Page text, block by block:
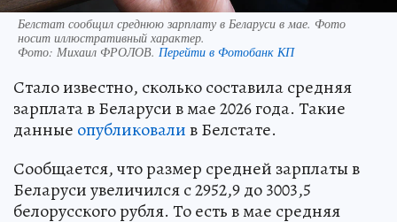
Белстат сообщил среднюю зарплату в Беларуси в мае. Фото
носит иллюстративный характер.
Фото: Михаил ФРОЛОВ. Перейти в Фотобанк КП
Стало известно, сколько составила средняя
зарплата в Беларуси в мае 2026 года. Такие
данные опубликовалив Белстате.
Сообщается, что размер средней зарплаты в
Беларуси увеличился с 2952,9 до 3003,5
белорусского рубля. То есть в мае средняя